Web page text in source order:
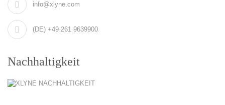
info@xlyne.com
(DE) +49 261 9639900
Nachhaltigkeit